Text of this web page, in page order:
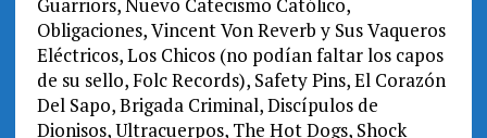
Guarriors, Nuevo Catecismo Católico,
Obligaciones, Vincent Von Reverb y Sus Vaqueros
Eléctricos, Los Chicos (no podían faltar los capos
de su sello, Folc Records), Safety Pins, El Corazón
Del Sapo, Brigada Criminal, Discípulos de
Dionisos, Ultracuerpos, The Hot Dogs, Shock